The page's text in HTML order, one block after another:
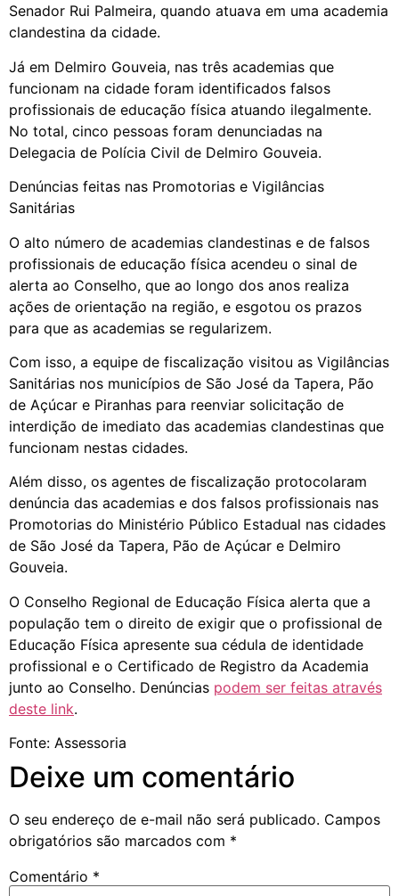
Senador Rui Palmeira, quando atuava em uma academia
clandestina da cidade.
Já em Delmiro Gouveia, nas três academias que
funcionam na cidade foram identificados falsos
profissionais de educação física atuando ilegalmente.
No total, cinco pessoas foram denunciadas na
Delegacia de Polícia Civil de Delmiro Gouveia.
Denúncias feitas nas Promotorias e Vigilâncias
Sanitárias
O alto número de academias clandestinas e de falsos
profissionais de educação física acendeu o sinal de
alerta ao Conselho, que ao longo dos anos realiza
ações de orientação na região, e esgotou os prazos
para que as academias se regularizem.
Com isso, a equipe de fiscalização visitou as Vigilâncias
Sanitárias nos municípios de São José da Tapera, Pão
de Açúcar e Piranhas para reenviar solicitação de
interdição de imediato das academias clandestinas que
funcionam nestas cidades.
Além disso, os agentes de fiscalização protocolaram
denúncia das academias e dos falsos profissionais nas
Promotorias do Ministério Público Estadual nas cidades
de São José da Tapera, Pão de Açúcar e Delmiro
Gouveia.
O Conselho Regional de Educação Física alerta que a
população tem o direito de exigir que o profissional de
Educação Física apresente sua cédula de identidade
profissional e o Certificado de Registro da Academia
junto ao Conselho. Denúncias podem ser feitas através
deste link.
Fonte: Assessoria
Deixe um comentário
O seu endereço de e-mail não será publicado. Campos
obrigatórios são marcados com *
Comentário *